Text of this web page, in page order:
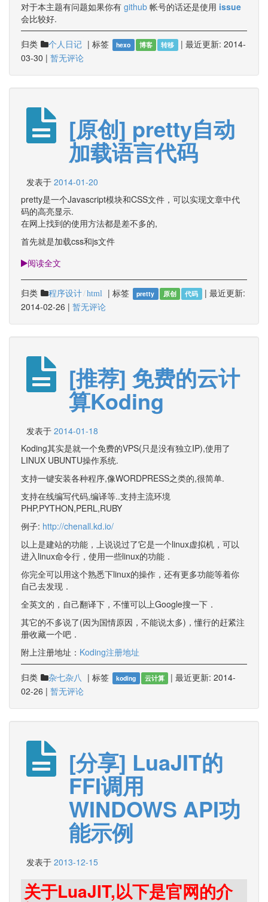
对于本主题有问题如果你有 github 帐号的话还是使用 issue
会比较好.
归类 个人日记 | 标签 hexo 博客 转移 | 最近更新: 2014-
03-30 | 暂无评论
[原创] pretty自动
加载语言代码
发表于 2014-01-20
pretty是一个Javascript模块和CSS文件，可以实现文章中代
码的高亮显示.
在网上找到的使用方法都是差不多的,
首先就是加载css和js文件
阅读全文
归类 程序设计 html | 标签 pretty 原创 代码 | 最近更新:
2014-02-26 | 暂无评论
[推荐] 免费的云计
算Koding
发表于 2014-01-18
Koding其实是就一个免费的VPS(只是没有独立IP),使用了
LINUX UBUNTU操作系统.
支持一键安装各种程序,像WORDPRESS之类的,很简单.
支持在线编写代码,编译等..支持主流环境
PHP,PYTHON,PERL,RUBY
例子: http://chenall.kd.io/
以上是建站的功能，上说说过了它是一个linux虚拟机，可以
进入linux命令行，使用一些linux的功能．
你完全可以用这个熟悉下linux的操作，还有更多功能等着你
自己去发现．
全英文的，自己翻译下，不懂可以上Google搜一下．
其它的不多说了(因为国情原因，不能说太多)，懂行的赶紧注
册收藏一个吧．
附上注册地址： Koding注册地址
归类 杂七杂八 | 标签 koding 云计算 |最近更新: 2014-
02-26 | 暂无评论
[分享] LuaJIT的
FFI调用
WINDOWS API功
能示例
发表于 2013-12-15
关于LuaJIT,以下是官网的介